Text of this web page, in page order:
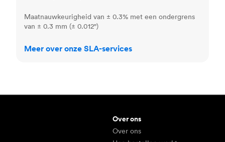
Maatnauwkeurigheid van ± 0.3% met een ondergrens
van ± 0.3 mm (± 0.012")
Meer over onze SLA-services
Over ons
Over ons